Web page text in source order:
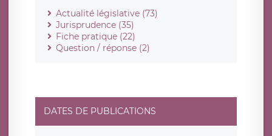
Actualité législative (73)
Jurisprudence (35)
Fiche pratique (22)
Question / réponse (2)
DATES DE PUBLICATIONS